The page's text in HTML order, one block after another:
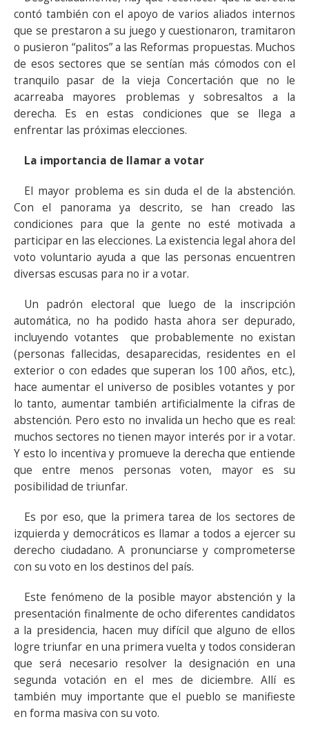
contó también con el apoyo de varios aliados internos
que se prestaron a su juego y cuestionaron, tramitaron
o pusieron “palitos” a las Reformas propuestas. Muchos
de esos sectores que se sentían más cómodos con el
tranquilo pasar de la vieja Concertación que no le
acarreaba mayores problemas y sobresaltos a la
derecha. Es en estas condiciones que se llega a
enfrentar las próximas elecciones.
La importancia de llamar a votar
El mayor problema es sin duda el de la abstención.
Con el panorama ya descrito, se han creado las
condiciones para que la gente no esté motivada a
participar en las elecciones. La existencia legal ahora del
voto voluntario ayuda a que las personas encuentren
diversas escusas para no ir a votar.
Un padrón electoral que luego de la inscripción
automática, no ha podido hasta ahora ser depurado,
incluyendo votantes que probablemente no existan
(personas fallecidas, desaparecidas, residentes en el
exterior o con edades que superan los 100 años, etc.),
hace aumentar el universo de posibles votantes y por
lo tanto, aumentar también artificialmente la cifras de
abstención. Pero esto no invalida un hecho que es real:
muchos sectores no tienen mayor interés por ir a votar.
Y esto lo incentiva y promueve la derecha que entiende
que entre menos personas voten, mayor es su
posibilidad de triunfar.
Es por eso, que la primera tarea de los sectores de
izquierda y democráticos es llamar a todos a ejercer su
derecho ciudadano. A pronunciarse y comprometerse
con su voto en los destinos del país.
Este fenómeno de la posible mayor abstención y la
presentación finalmente de ocho diferentes candidatos
a la presidencia, hacen muy difícil que alguno de ellos
logre triunfar en una primera vuelta y todos consideran
que será necesario resolver la designación en una
segunda votación en el mes de diciembre. Allí es
también muy importante que el pueblo se manifieste
en forma masiva con su voto.